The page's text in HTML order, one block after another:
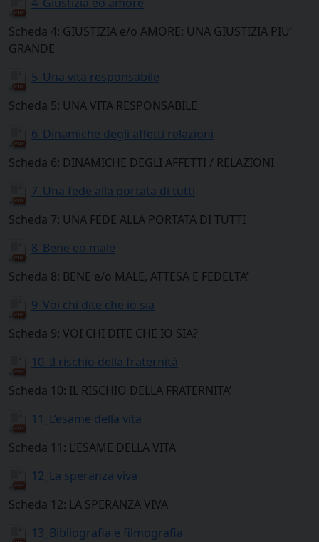
Scheda 4: GIUSTIZIA e/o AMORE: UNA GIUSTIZIA PIU’
GRANDE
5_Una vita responsabile
Scheda 5: UNA VITA RESPONSABILE
6_Dinamiche degli affetti relazioni
Scheda 6: DINAMICHE DEGLI AFFETTI / RELAZIONI
7_Una fede alla portata di tutti
Scheda 7: UNA FEDE ALLA PORTATA DI TUTTI
8_Bene eo male
Scheda 8: BENE e/o MALE, ATTESA E FEDELTA’
9_Voi chi dite che io sia
Scheda 9: VOI CHI DITE CHE IO SIA?
10_Il rischio della fraternità
Scheda 10: IL RISCHIO DELLA FRATERNITA’
11_L’esame della vita
Scheda 11: L’ESAME DELLA VITA
12_La speranza viva
Scheda 12: LA SPERANZA VIVA
13_Bibliografia e filmografia